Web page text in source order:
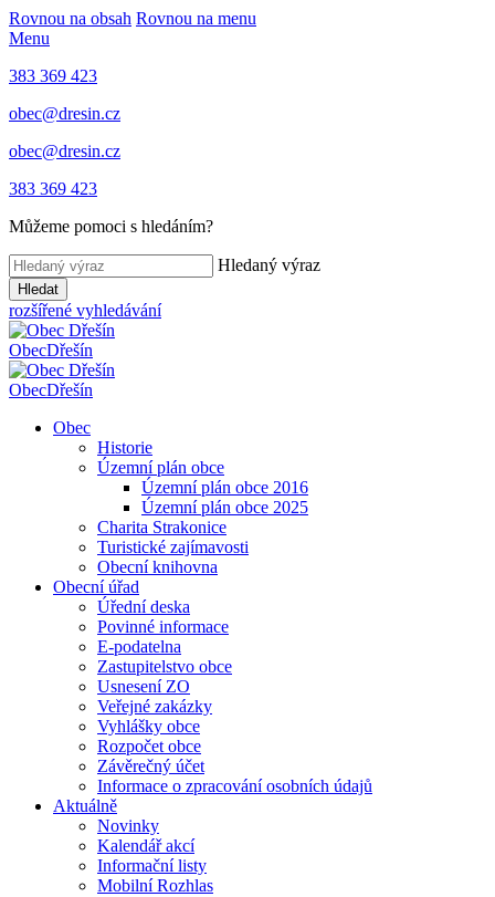
Rovnou na obsah Rovnou na menu
Menu
383 369 423
obec@dresin.cz
obec@dresin.cz
383 369 423
Můžeme pomoci s hledáním?
Hledaný výraz
Hledat
rozšířené vyhledávání
ObecDřešín
ObecDřešín
Obec
Historie
Územní plán obce
Územní plán obce 2016
Územní plán obce 2025
Charita Strakonice
Turistické zajímavosti
Obecní knihovna
Obecní úřad
Úřední deska
Povinné informace
E-podatelna
Zastupitelstvo obce
Usnesení ZO
Veřejné zakázky
Vyhlášky obce
Rozpočet obce
Závěrečný účet
Informace o zpracování osobních údajů
Aktuálně
Novinky
Kalendář akcí
Informační listy
Mobilní Rozhlas